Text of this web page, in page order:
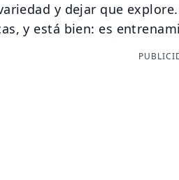
y dejar que
y está bien: es